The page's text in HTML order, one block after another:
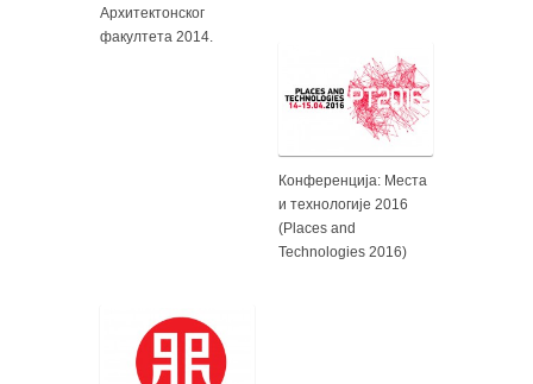
Архитектонског
факултета 2014.
Конференција: Места
и технологије 2016
(Places and
Technologies 2016)